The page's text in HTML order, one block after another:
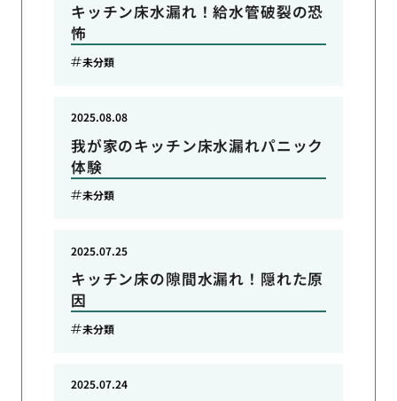
キッチン床水漏れ！給水管破裂の恐
怖
未分類
我が家のキッチン床水漏れパニック
体験
2025.08.08
未分類
キッチン床の隙間水漏れ！隠れた原
因
2025.07.25
未分類
2025.07.24